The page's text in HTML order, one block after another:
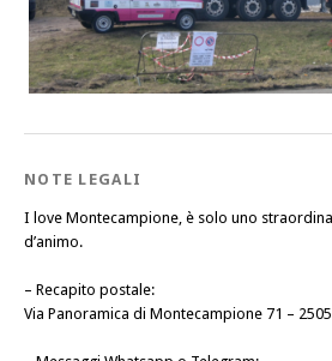
NOTE LEGALI
I love Montecampione, è solo uno
d’animo.
– Recapito postale:
Via Panoramica di Montecampione 71 –